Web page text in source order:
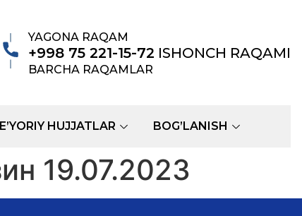
YAGONA RAQAM
+998 75 221-15-72 ISHONCH RAQAMI
BARCHA RAQAMLAR
HUJJATLAR BOG’LANISH
19.07.2023